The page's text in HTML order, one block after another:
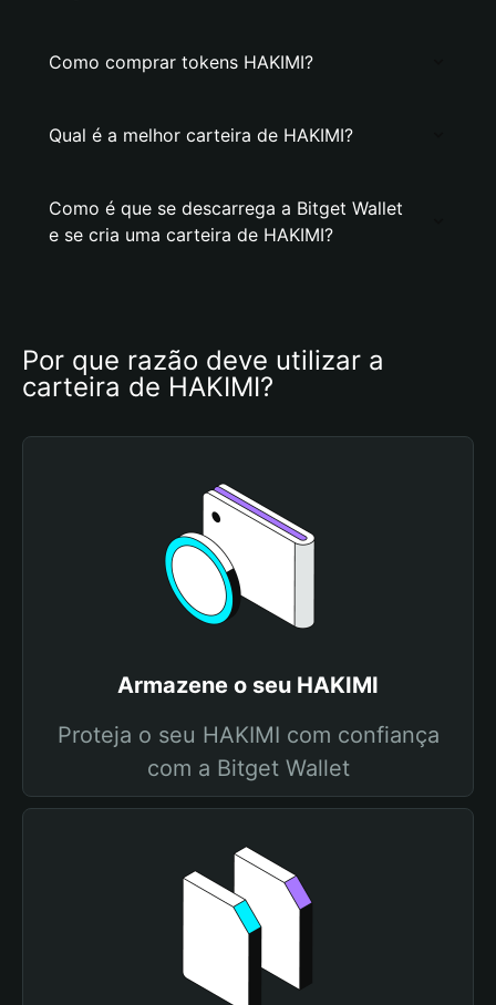
Como comprar tokens HAKIMI?
Qual é a melhor carteira de HAKIMI?
Como é que se descarrega a Bitget Wallet
e se cria uma carteira de HAKIMI?
Por que razão deve utilizar a
carteira de HAKIMI?
Armazene o seu HAKIMI
Proteja o seu HAKIMI com confiança
com a Bitget Wallet